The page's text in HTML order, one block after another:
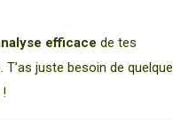
efficace de tes
juste besoin de